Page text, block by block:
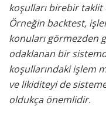
koşulları birebir
Örneğin backtest,
konuları görmezden
odaklanan bir
koşullarındaki işlem
ve likiditeyi de
oldukça önemlidir.